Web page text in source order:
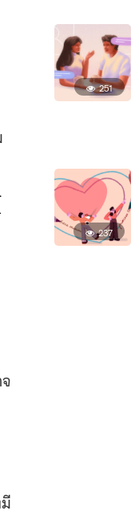
251
237